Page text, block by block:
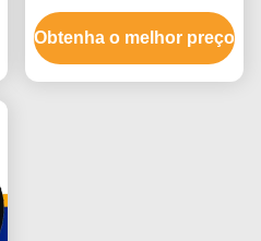
de falhas de corrente
Eddy portátil
Obtenha o melhor preço